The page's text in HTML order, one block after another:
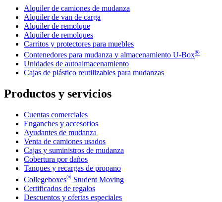
Alquiler de camiones de mudanza
Alquiler de van de carga
Alquiler de remolque
Alquiler de remolques
Carritos y protectores para muebles
Contenedores para mudanza y almacenamiento U-Box®
Unidades de autoalmacenamiento
Cajas de plástico reutilizables para mudanzas
Productos y servicios
Cuentas comerciales
Enganches y accesorios
Ayudantes de mudanza
Venta de camiones usados
Cajas y suministros de mudanza
Cobertura por daños
Tanques y recargas de propano
Collegeboxes® Student Moving
Certificados de regalos
Descuentos y ofertas especiales